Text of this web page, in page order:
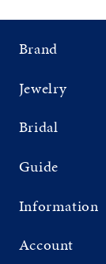
Brand
Jewelry
Bridal
Guide
Information
Account